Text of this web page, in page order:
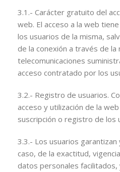
3.1.- Carácter gratuito del
web. El acceso a la web
los usuarios de la misma,
de la conexión a través de la
telecomunicaciones
acceso contratado por los
3.2.- Registro de usuarios.
acceso y utilización de la
suscripción o registro de los
3.3.- Los usuarios
caso, de la exactitud,
datos personales